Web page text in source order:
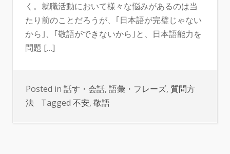
く。就職活動において様々な悩みがあるのは当
たり前のことだろうが、｢日本語が完璧じゃない
から｣、｢敬語ができないから｣と、日本語能力を
問題 […]
Posted in 話す・会話, 語彙・フレーズ, 質問方
法
Tagged 不安, 敬語